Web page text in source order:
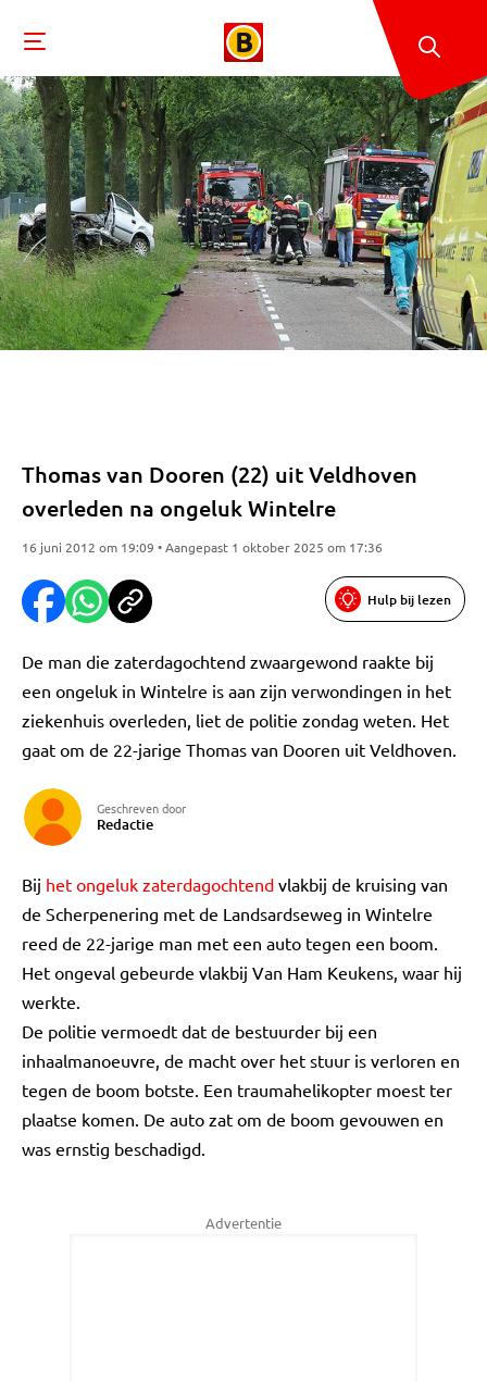
Thomas van Dooren (22) uit Veldhoven
overleden na ongeluk Wintelre
16 juni 2012 om 19:09 • Aangepast 1 oktober 2025 om 17:36
Hulp bij lezen
De man die zaterdagochtend zwaargewond raakte bij
een ongeluk in Wintelre is aan zijn verwondingen in het
ziekenhuis overleden, liet de politie zondag weten. Het
gaat om de 22-jarige Thomas van Dooren uit Veldhoven.
Geschreven door
Redactie
Bij het ongeluk zaterdagochtend vlakbij de kruising van
de Scherpenering met de Landsardseweg in Wintelre
reed de 22-jarige man met een auto tegen een boom.
Het ongeval gebeurde vlakbij Van Ham Keukens, waar hij
werkte.
De politie vermoedt dat de bestuurder bij een
inhaalmanoeuvre, de macht over het stuur is verloren en
tegen de boom botste. Een traumahelikopter moest ter
plaatse komen. De auto zat om de boom gevouwen en
was ernstig beschadigd.
Advertentie